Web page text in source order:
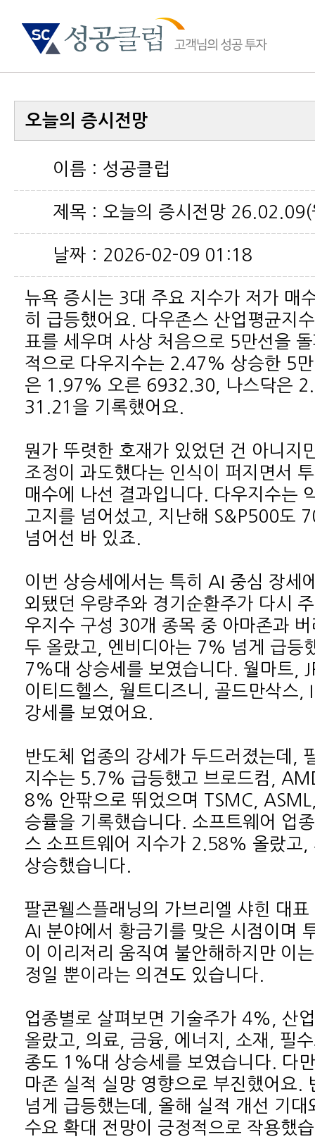
오늘의 증시전망
이름 : 성공클럽
제목 : 오늘의 증시전망 26.02.09(
날짜 : 2026-02-09 01:18
31.21을 기록했어요.
넘어선 바 있죠.
강세를 보였어요.
상승했습니다.
정일 뿐이라는 의견도 있습니다.
수요 확대 전망이 긍정적으로 작용했